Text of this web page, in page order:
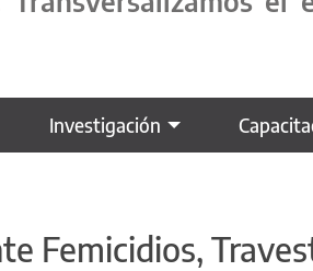
Investigación
Femicidios,